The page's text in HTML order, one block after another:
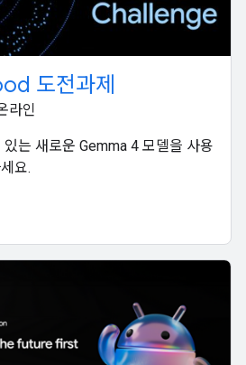
도전과제
라인
는 새로운 Gemma 4 모델을 사용
요.